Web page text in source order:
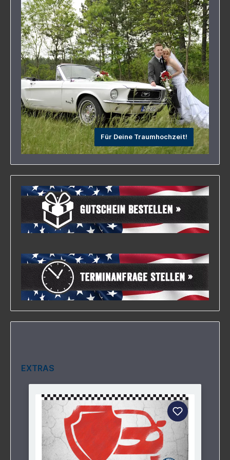
aller Beifahrer (Zusatzfahrer siehe Zubehör)-
Rechtssicherheit durch gemeinsam ausgefertigtes
Übergabe-/RückgabeprotokollTeilnahmevorausse
tzungen:- Mindestalter 23 Jahre- Führerschein
Klasse B- Mindestens 5 Jahre einen gültigen
Führerschein- Personalausweis- normale
physische und psychische
VerfassungMitzubringen sind:- festes Schuhwerk-
Personalausweis- Führerschein- EC-Karte (zur
Hinterlegung der Kaution in Höhe von 500,00
EUR)
Für Deine Traumhochzeit!
EXTRAS